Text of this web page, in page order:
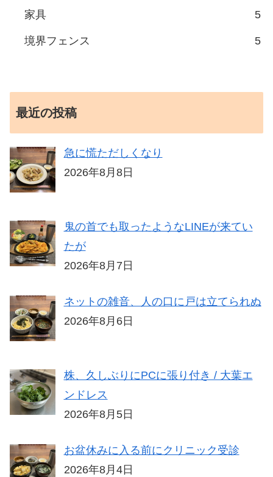
家具 5
境界フェンス 5
最近の投稿
急に慌ただしくなり
2026年8月8日
鬼の首でも取ったようなLINEが来てい
たが
2026年8月7日
ネットの雑音、人の口に戸は立てられぬ
2026年8月6日
株、久しぶりにPCに張り付き / 大葉エ
ンドレス
2026年8月5日
お盆休みに入る前にクリニック受診
2026年8月4日